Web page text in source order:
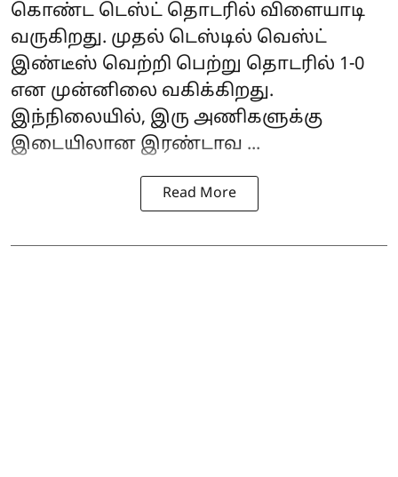
கொண்ட டெஸ்ட் தொடரில் விளையாடி
வருகிறது. முதல் டெஸ்டில் வெஸ்ட்
இண்டீஸ் வெற்றி பெற்று தொடரில் 1-0
என முன்னிலை வகிக்கிறது.
இந்நிலையில், இரு அணிகளுக்கு
இடையிலான இரண்டாவ ...
Read More